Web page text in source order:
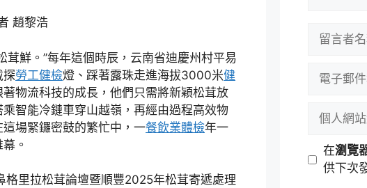
趙黎浩
茸鮮。”每年這個時辰，云南省迪慶州村平易
探勞工健檢燈、踩著露珠走進海拔3000米健
物流科技的成長，他們只需將新穎松茸放
智能冷鏈車穿山越嶺，再經由過程高效物
場緊鑼密鼓的繁忙中，一餐飲業體檢年一
。
格里拉松茸論壇暨順豐2025年松茸寄遞處理
址
站
在瀏覽
供下次